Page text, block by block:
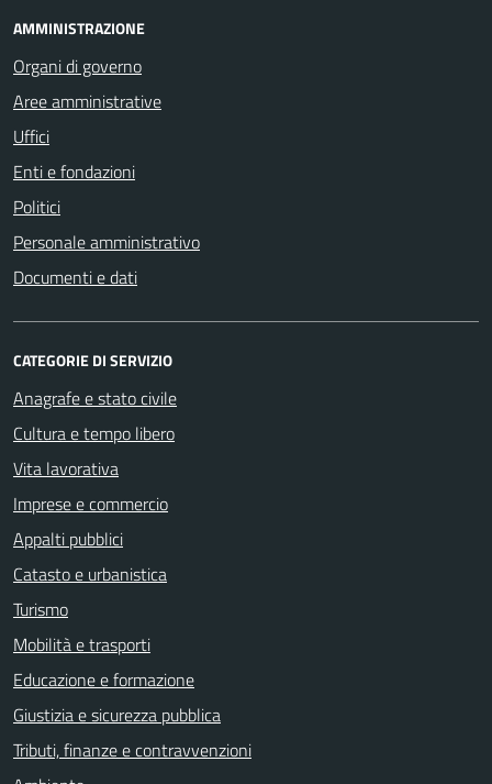
AMMINISTRAZIONE
Organi di governo
Aree amministrative
Uffici
Enti e fondazioni
Politici
Personale amministrativo
Documenti e dati
CATEGORIE DI SERVIZIO
Anagrafe e stato civile
Cultura e tempo libero
Vita lavorativa
Imprese e commercio
Appalti pubblici
Catasto e urbanistica
Turismo
Mobilità e trasporti
Educazione e formazione
Giustizia e sicurezza pubblica
Tributi, finanze e contravvenzioni